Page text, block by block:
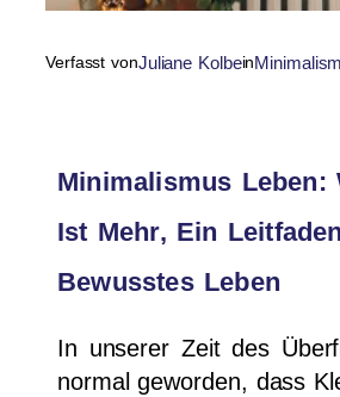
Verfasst vonJuliane Kolbein
Minimalismus Leben:
Ist Mehr, Ein
Bewusstes Leben
In unserer Zeit des
normal geworden, dass